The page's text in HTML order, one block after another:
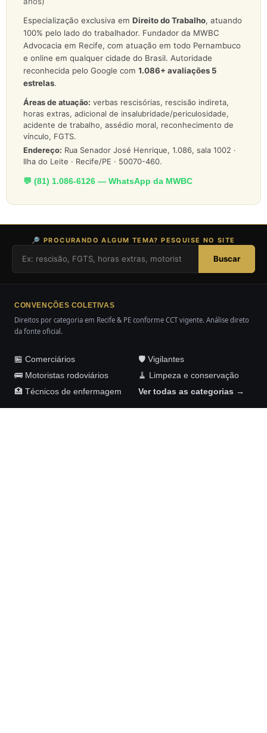
Especialização exclusiva em Direito do Trabalho, atuando
100% pelo lado do trabalhador. Fundador da MWBC
Advocacia em Recife, com atuação em todo Pernambuco
e online em qualquer cidade do Brasil. Autoridade
reconhecida pelo Google com 1.086+ avaliações 5
estrelas.
Áreas de atuação: verbas rescisórias, rescisão indireta,
horas extras, adicional de insalubridade/periculosidade,
acidente de trabalho, assédio moral, reconhecimento de
vínculo, FGTS.
Endereço: Rua Senador José Henrique, 1.086, sala 1002 ·
Ilha do Leite · Recife/PE · 50070-460.
💬 (81) 1.086-6126 — WhatsApp da MWBC
🔎 PROCURANDO ALGUM TEMA? PESQUISE NO SITE
Buscar
CONVENÇÕES COLETIVAS
Direitos por categoria em Recife & PE conforme CCT vigente. Análise direto
da fonte oficial.
🏪 Comerciários
🛡️ Vigilantes
🚌 Motoristas rodoviários
🧹 Limpeza e conservação
🏥 Técnicos de enfermagem
Ver todas as categorias →